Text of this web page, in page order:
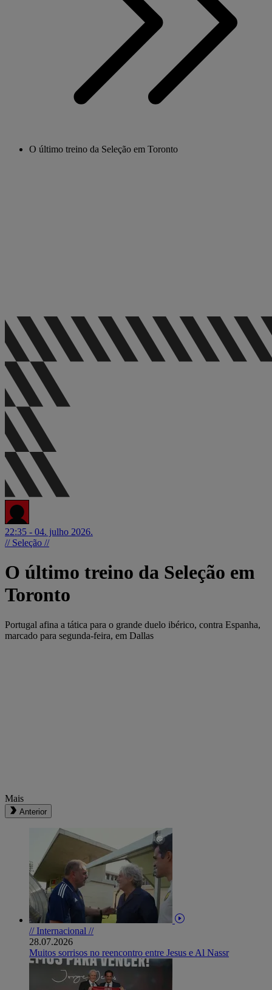
O último treino da Seleção em Toronto
22:35 - 04. julho 2026.
// Seleção //
O último treino da Seleção em
Toronto
Portugal afina a tática para o grande duelo ibérico, contra Espanha,
marcado para segunda-feira, em Dallas
Mais
Anterior
// Internacional //
28.07.2026
Muitos sorrisos no reencontro entre Jesus e Al Nassr